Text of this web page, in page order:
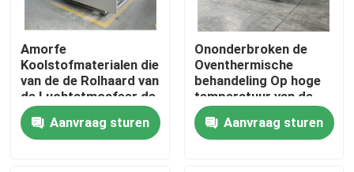
Huis
Amorfe
Koolstofmaterialen die
van de de Rolhaard van
de Luchtatmosfeer de
Oven volledig
Automatische
Intelligent sinteren
Aanvraag sturen
Ononderbroken de
Oventhermische
behandeling Op hoge
temperatuur van de
Rolhaard voor
Debinding en het
Sinteren van Keramiek
Aanvraag sturen